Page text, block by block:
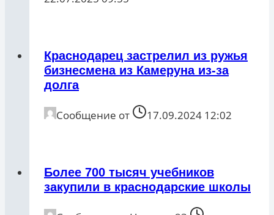
Краснодарец застрелил из ружья
бизнесмена из Камеруна из-за
долга
Сообщение от 17.09.2024 12:02
Более 700 тысяч учебников
закупили в краснодарские школы